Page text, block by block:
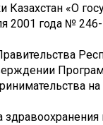
Казахстан «О
2001 года №